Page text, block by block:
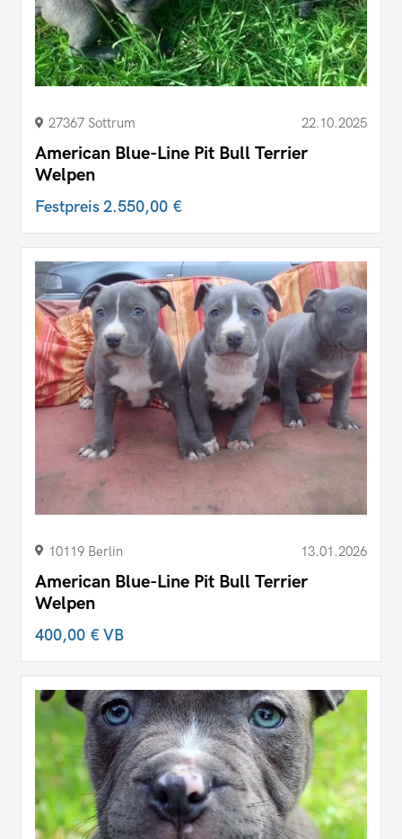
27367 Sottrum 22.10.2025
American Blue-Line Pit Bull Terrier
Welpen
Festpreis2.550,00 €
10119 Berlin 13.01.2026
American Blue-Line Pit Bull Terrier
Welpen
400,00 €VB